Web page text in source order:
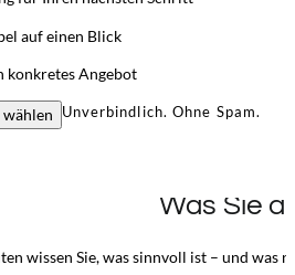
auf einen Blick
konkretes Angebot
Unverbindlich. Ohne Spam.
Was Sie
wissen Sie, was sinnvoll ist – und was